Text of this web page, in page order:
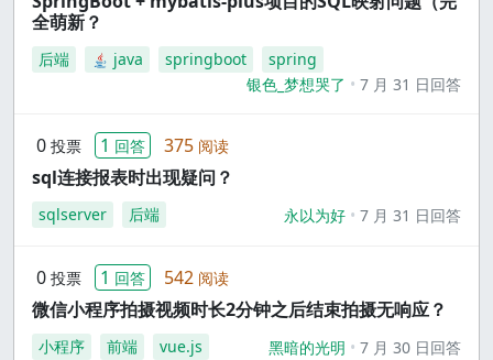
全萌新？
后端 java springboot
spring
银色_梦想哭了
7 月 31 日回答
0 投票 1 回答 375 阅读
sql连接报表时出现疑问？
sqlserver 后端 永以为好 7 月 31 日回答
0 投票 1 回答 542 阅读
微信小程序拍摄视频时长2分钟之后结束拍摄无响应？
小程序 前端 vue.js 黑暗的光明 7 月 30 日回答